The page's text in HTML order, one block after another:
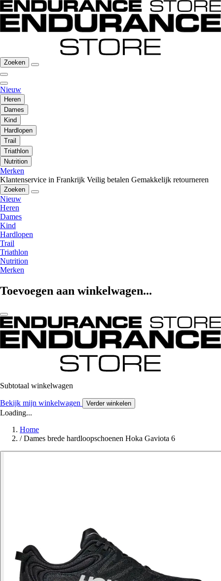
Zoeken
Nieuw
Heren
Dames
Kind
Hardlopen
Trail
Triathlon
Nutrition
Merken
Klantenservice in Frankrijk Veilig betalen Gemakkelijk retourneren
Zoeken
Nieuw
Heren
Dames
Kind
Hardlopen
Trail
Triathlon
Nutrition
Merken
Toevoegen aan winkelwagen...
Subtotaal winkelwagen
Bekijk mijn winkelwagen Verder winkelen
Loading...
Home
/ Dames brede hardloopschoenen Hoka Gaviota 6